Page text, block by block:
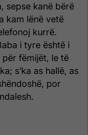
sepse kanë bërë
kam lënë vetë
kurrë.
i tyre është i
fëmijët, le të
s’ka as hallë, as
por